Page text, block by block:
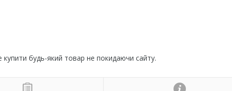
купити будь-який товар не покидаючи сайту.